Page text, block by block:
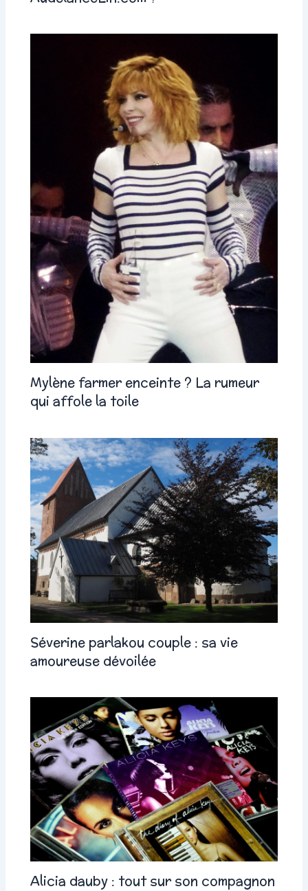
Mylène farmer enceinte ? La rumeur
qui affole la toile
Séverine parlakou couple : sa vie
amoureuse dévoilée
Alicia dauby : tout sur son compagnon